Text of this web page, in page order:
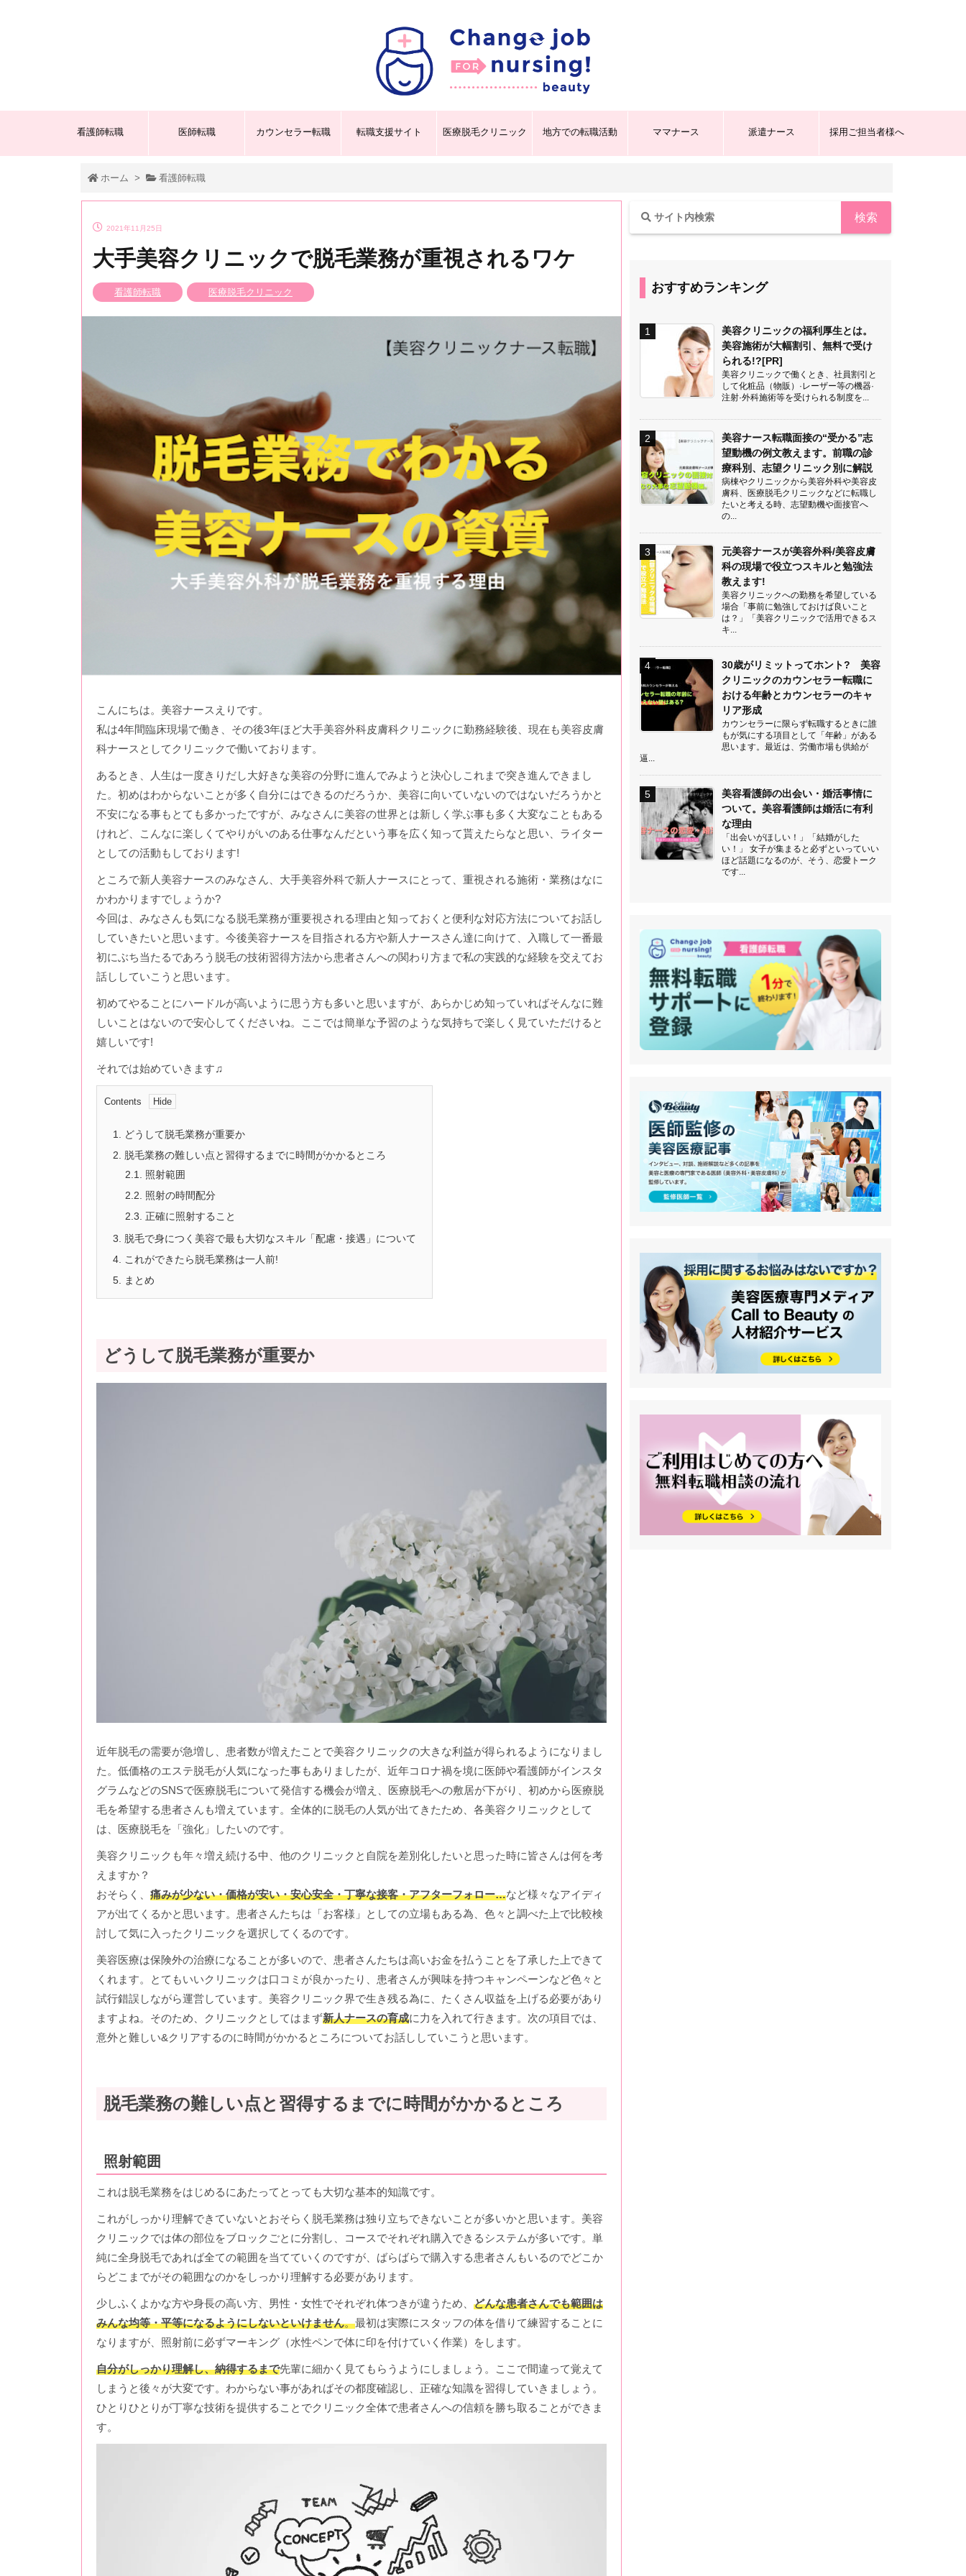
看護師転職 医師転職 カウンセラー転職 転職支援サイト 医療脱毛クリニック 地方での転職活動 ママナース 派遣ナース 採用ご担当者様へ
ホーム > 看護師転職
2021年11月25日
大手美容クリニックで脱毛業務が重視されるワケ
看護師転職 医療脱毛クリニック
こんにちは。美容ナースえりです。
私は4年間臨床現場で働き、その後3年ほど大手美容外科皮膚科クリニックに勤務経験後、現在も美容皮膚
科ナースとしてクリニックで働いております。
あるとき、人生は一度きりだし大好きな美容の分野に進んでみようと決心しこれまで突き進んできまし
た。初めはわからないことが多く自分にはできるのだろうか、美容に向いていないのではないだろうかと
不安になる事もとても多かったですが、みなさんに美容の世界とは新しく学ぶ事も多く大変なこともある
けれど、こんなに楽しくてやりがいのある仕事なんだという事を広く知って貰えたらなと思い、ライター
としての活動もしております!
ところで新人美容ナースのみなさん、大手美容外科で新人ナースにとって、重視される施術・業務はなに
かわかりますでしょうか?
今回は、みなさんも気になる脱毛業務が重要視される理由と知っておくと便利な対応方法についてお話し
していきたいと思います。今後美容ナースを目指される方や新人ナースさん達に向けて、入職して一番最
初にぶち当たるであろう脱毛の技術習得方法から患者さんへの関わり方まで私の実践的な経験を交えてお
話ししていこうと思います。
初めてやることにハードルが高いように思う方も多いと思いますが、あらかじめ知っていればそんなに難
しいことはないので安心してくださいね。ここでは簡単な予習のような気持ちで楽しく見ていただけると
嬉しいです!
それでは始めていきます♫
Contents
1.
どうして脱毛業務が重要か
2.
脱毛業務の難しい点と習得するまでに時間がかかるところ
2.1.
照射範囲
2.2.
照射の時間配分
2.3. 正確に照射すること
3.
脱毛で身につく美容で最も大切なスキル「配慮・接遇」について
4.
これができたら脱毛業務は一人前!
5.
まとめ
どうして脱毛業務が重要か
近年脱毛の需要が急増し、患者数が増えたことで美容クリニックの大きな利益が得られるようになりまし
た。低価格のエステ脱毛が人気になった事もありましたが、近年コロナ禍を境に医師や看護師がインスタ
グラムなどのSNSで医療脱毛について発信する機会が増え、医療脱毛への敷居が下がり、初めから医療脱
毛を希望する患者さんも増えています。全体的に脱毛の人気が出てきたため、各美容クリニックとして
は、医療脱毛を「強化」したいのです。
美容クリニックも年々増え続ける中、他のクリニックと自院を差別化したいと思った時に皆さんは何を考
えますか？
おそらく、 痛みが少ない・価格が安い・安心安全・丁寧な接客・アフターフォロー…など様々なアイディ
アが出てくるかと思います。患者さんたちは「お客様」としての立場もある為、色々と調べた上で比較検
討して気に入ったクリニックを選択してくるのです。
美容医療は保険外の治療になることが多いので、患者さんたちは高いお金を払うことを了承した上できて
くれます。とてもいいクリニックは口コミが良かったり、患者さんが興味を持つキャンペーンなど色々と
試行錯誤しながら運営しています。美容クリニック界で生き残る為に、たくさん収益を上げる必要があり
ますよね。そのため、クリニックとしてはまず新人ナースの育成に力を入れて行きます。次の項目では、
意外と難しい&クリアするのに時間がかかるところについてお話ししていこうと思います。
脱毛業務の難しい点と習得するまでに時間がかかるところ
照射範囲
これは脱毛業務をはじめるにあたってとっても大切な基本的知識です。
これがしっかり理解できていないとおそらく脱毛業務は独り立ちできないことが多いかと思います。美容
クリニックでは体の部位をブロックごとに分割し、コースでそれぞれ購入できるシステムが多いです。単
純に全身脱毛であれば全ての範囲を当てていくのですが、ばらばらで購入する患者さんもいるのでどこか
らどこまでがその範囲なのかをしっかり理解する必要があります。
少しふくよかな方や身長の高い方、男性・女性でそれぞれ体つきが違うため、 どんな患者さんでも範囲は
みんな均等・平等になるようにしないといけません。最初は実際にスタッフの体を借りて練習することに
なりますが、照射前に必ずマーキング（水性ペンで体に印を付けていく作業）をします。
自分がしっかり理解し、納得するまで先輩に細かく見てもらうようにしましょう。ここで間違って覚えて
しまうと後々が大変です。わからない事があればその都度確認し、正確な知識を習得していきましょう。
ひとりひとりが丁寧な技術を提供することでクリニック全体で患者さんへの信頼を勝ち取ることができま
す。
おすすめランキング
美容クリニックの福利厚生とは。
美容施術が大幅割引、無料で受け
られる!?[PR]
美容クリニックで働くとき、社員割引と
して化粧品（物販）·レーザー等の機器·
注射·外科施術等を受けられる制度を...
美容ナース転職面接の“受かる”志
望動機の例文教えます。前職の診
療科別、志望クリニック別に解説
病棟やクリニックから美容外科や美容皮
膚科、医療脱毛クリニックなどに転職し
たいと考える時、志望動機や面接官へ
の...
元美容ナースが美容外科/美容皮膚
科の現場で役立つスキルと勉強法
教えます!
美容クリニックへの勤務を希望している
場合「事前に勉強しておけば良いこと
は？」「美容クリニックで活用できるス
キ...
30歳がリミットってホント? 美容
クリニックのカウンセラー転職に
おける年齢とカウンセラーのキャ
リア形成
カウンセラーに限らず転職するときに誰
もが気にする項目として「年齢」がある
思います。最近は、労働市場も供給が
逼...
美容看護師の出会い・婚活事情に
ついて。美容看護師は婚活に有利
な理由
「出会いがほしい！」「結婚がした
い！」 女子が集まると必ずといっていい
ほど話題になるのが、そう、恋愛トーク
です...